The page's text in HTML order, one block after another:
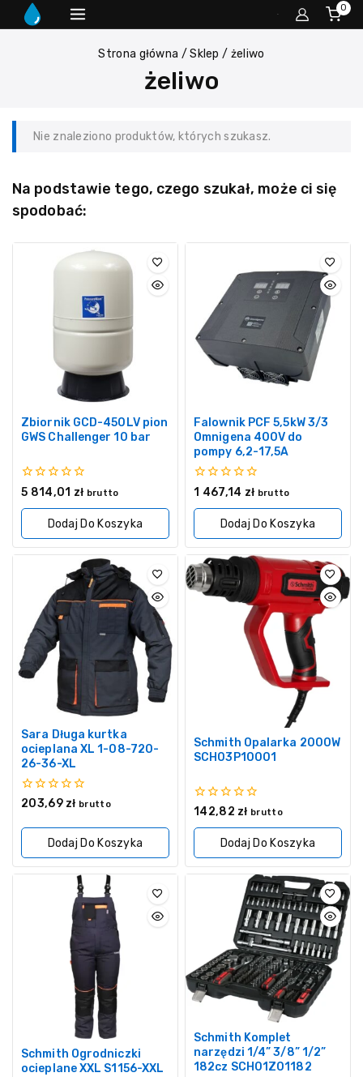
0
Strona główna / Sklep / żeliwo
żeliwo
Nie znaleziono produktów, których szukasz.
Na podstawie tego, czego szukał, może ci się
spodobać:
Zbiornik GCD-450LV pion
GWS Challenger 10 bar
0
5
5 814,01 zł brutto
Dodaj Do Koszyka
Falownik PCF 5,5kW 3/3
Omnigena 400V do
pompy 6,2-17,5A
0
5
1 467,14 zł brutto
Dodaj Do Koszyka
Sara Długa kurtka
ocieplana XL 1-08-720-
26-36-XL
0
5
203,69 zł brutto
Dodaj Do Koszyka
Schmith Opalarka 2000W
SCH03P10001
0
5
142,82 zł brutto
Dodaj Do Koszyka
Schmith Ogrodniczki
ocieplane XXL S1156-XXL
Schmith Komplet
narzędzi 1/4” 3/8” 1/2”
182cz SCH01Z01182